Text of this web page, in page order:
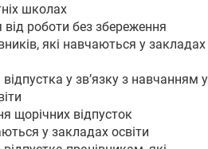
школах
від роботи без збереження
які навчаються у закладах
у зв’язку з навчанням у
щорічних відпусток
у закладах освіти